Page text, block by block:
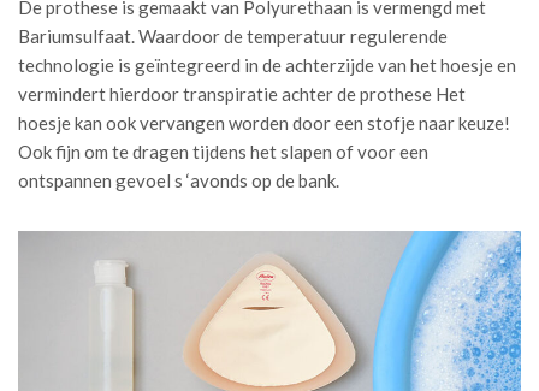
De prothese is gemaakt van Polyurethaan is vermengd met
Bariumsulfaat. Waardoor de temperatuur regulerende
technologie is geïntegreerd in de achterzijde van het hoesje en
vermindert hierdoor transpiratie achter de prothese Het
hoesje kan ook vervangen worden door een stofje naar keuze!
Ook fijn om te dragen tijdens het slapen of voor een
ontspannen gevoel s ‘avonds op de bank.